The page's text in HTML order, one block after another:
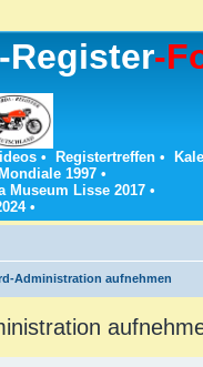
Register-
• Registertreffen •
1997 •
Museum Lisse 2017 •
•
Administration aufnehmen